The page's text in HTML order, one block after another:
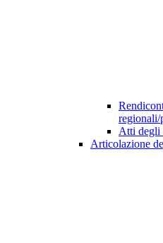
Atti degli
Articolazione